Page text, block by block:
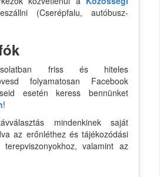
(Cserépfalu, autóbusz-
friss és hiteles
folyamatosan Facebook
esetén keress bennünket
!
mindenkinek saját
az erőnléthez és tájékozódási
valamint az